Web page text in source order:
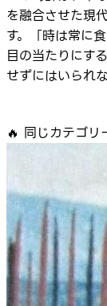
を融合させた現
す。「時は常に
目の当たりにす
せずにはいられ
🔥 同じカテゴリ